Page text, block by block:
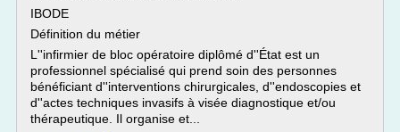
IBODE
Définition du métier
L''infirmier de bloc opératoire diplômé d''État est un
professionnel spécialisé qui prend soin des personnes
bénéficiant d''interventions chirurgicales, d''endoscopies et
d''actes techniques invasifs à visée diagnostique et/ou
thérapeutique. Il organise et...